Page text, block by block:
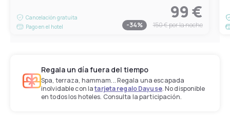
Cancelación gratuita
Pago en el hotel
99 €
-34% 150 €por la noche
Regala un día fuera del tiempo
Spa, terraza, hammam... Regala una escapada
inolvidable con latarjeta regalo Dayuse. No disponible
en todos los hoteles. Consulta la participación.